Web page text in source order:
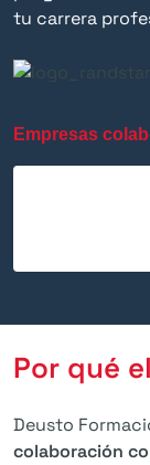
tu carrera
Empresas
Por qué
Deusto
colaboración